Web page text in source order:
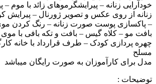
خودآرایی زنانه – پیرایشگرموهای زائد با موم
زنانه از روی عکس و تصویر ژورنال – پیرایش
– پاکسازی پوست صورت زنانه – رنگ کردن
بافت مو – کلاه گیس – بافت و تکه بافی با
چهره پردازی کودک – طرف قرارداد با خانه
مسلح
مدل برای کارآموزان به صورت رایگان میباشد
توضیحات :